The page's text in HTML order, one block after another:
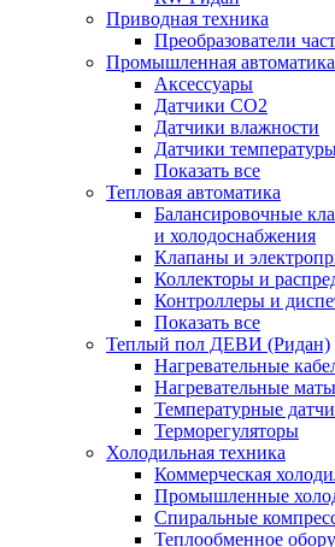
Приводная техника
Преобразователи
Промышленная автоматика
Аксессуары
Датчики CO2
Датчики влажности
Датчики
Показать все
Тепловая автоматика
Балансировочные
и холодоснабжения
Клапаны и
Коллекторы и
Контроллеры и
Показать все
Теплый пол ДЕВИ (Ридан)
Нагревательные
Нагревательные маты
Температурные
Терморегуляторы
Холодильная техника
Коммерческая
Промышленные
Спиральные
Теплообменное